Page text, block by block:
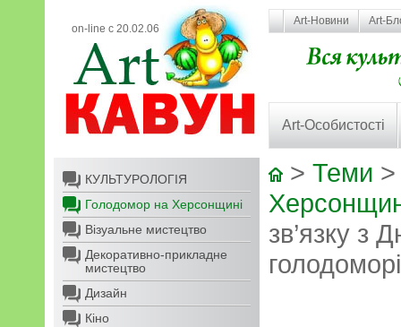
on-line с 20.02.06
Art-Новини Art-
Art-Особистості
КУЛЬТУРОЛОГІЯ
Голодомор на Херсонщині
Візуальне мистецтво
Декоративно-прикладне
мистецтво
Дизайн
Кіно
> Теми
зв’язку з